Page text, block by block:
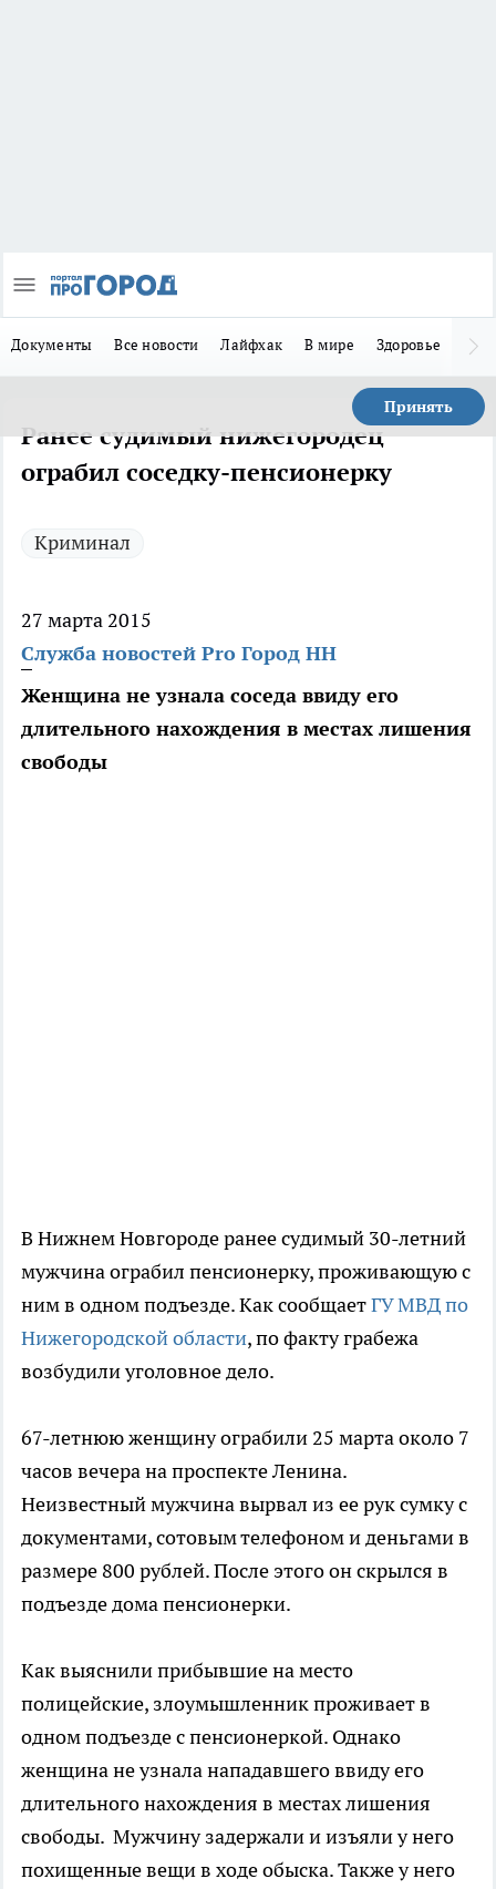
Документы Все новости Лайфхак В мире Здоровье
Принять
Ранее судимый нижегородец
ограбил соседку-пенсионерку
Криминал
27 марта 2015
Служба новостей Pro Город НН
Женщина не узнала соседа ввиду его
длительного нахождения в местах лишения
свободы
В Нижнем Новгороде ранее судимый 30-летний
мужчина ограбил пенсионерку, проживающую с
ним в одном подъезде. Как сообщаетГУ МВД по
Нижегородской области, по факту грабежа
возбудили уголовное дело.
67-летнюю женщину ограбили 25 марта около 7
часов вечера на проспекте Ленина.
Неизвестный мужчина вырвал из ее рук сумку с
документами, сотовым телефоном и деньгами в
размере 800 рублей. После этого он скрылся в
подъезде дома пенсионерки.
Как выяснили прибывшие на место
полицейские, злоумышленник проживает в
одном подъезде с пенсионеркой. Однако
женщина не узнала нападавшего ввиду его
длительного нахождения в местах лишения
свободы. Мужчину задержали и изъяли у него
похищенные вещи в ходе обыска. Также у него